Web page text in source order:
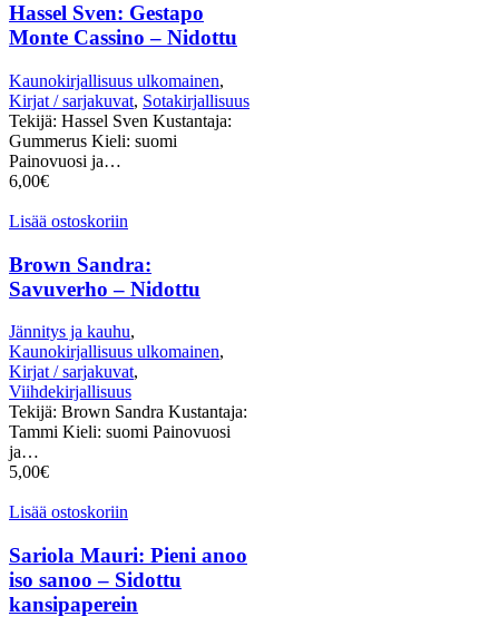
Hassel Sven: Gestapo
Monte Cassino – Nidottu
Kaunokirjallisuus ulkomainen,
Kirjat / sarjakuvat, Sotakirjallisuus
Tekijä: Hassel Sven Kustantaja:
Gummerus Kieli: suomi
Painovuosi ja…
6,00€
Lisää ostoskoriin
Brown Sandra:
Savuverho – Nidottu
Jännitys ja kauhu,
Kaunokirjallisuus ulkomainen,
Kirjat / sarjakuvat,
Viihdekirjallisuus
Tekijä: Brown Sandra Kustantaja:
Tammi Kieli: suomi Painovuosi
ja…
5,00€
Lisää ostoskoriin
Sariola Mauri: Pieni anoo
iso sanoo – Sidottu
kansipaperein